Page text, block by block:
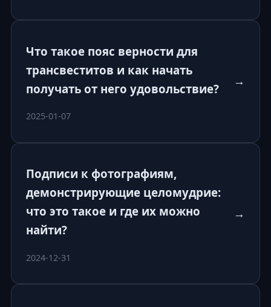
Что такое пояс верности для
трансвеститов и как начать
получать от него удовольствие?
2025-01-07
→
Подписи к фотографиям,
демонстрирующие целомудрие:
что это такое и где их можно
найти?
2024-12-31
→